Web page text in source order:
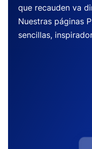
que recauden va
Nuestras páginas
sencillas,